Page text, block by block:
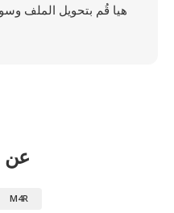
هيا قُم بتحويل الملف
عن
M4R